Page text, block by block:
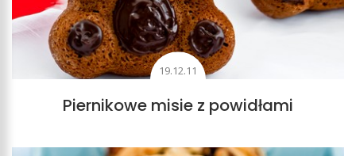
19.12.11
Piernikowe misie z powidłami